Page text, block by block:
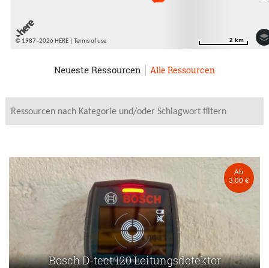
© 1987–2026 HERE | Terms of use 2 km
2 km
Neueste Ressourcen Alle Ressourcen
Bosch D-tect 120 Leitungsdetektor
Ab
3,00 €